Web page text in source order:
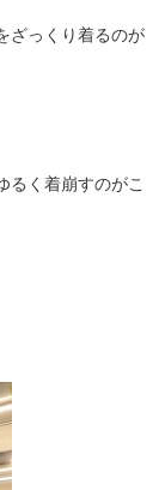
ざっくり着るのが
るく着崩すのがこ